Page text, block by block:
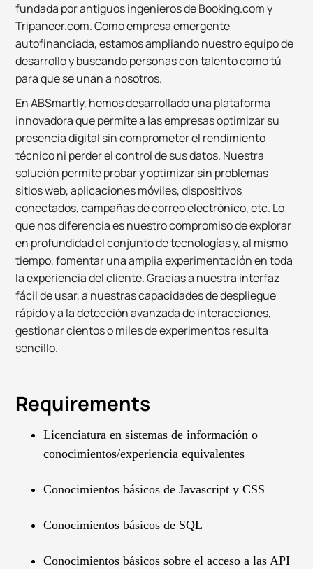
fundada por antiguos ingenieros de Booking.com y
Tripaneer.com. Como empresa emergente
autofinanciada, estamos ampliando nuestro equipo de
desarrollo y buscando personas con talento como tú
para que se unan a nosotros.
En ABSmartly, hemos desarrollado una plataforma
innovadora que permite a las empresas optimizar su
presencia digital sin comprometer el rendimiento
técnico ni perder el control de sus datos. Nuestra
solución permite probar y optimizar sin problemas
sitios web, aplicaciones móviles, dispositivos
conectados, campañas de correo electrónico, etc. Lo
que nos diferencia es nuestro compromiso de explorar
en profundidad el conjunto de tecnologías y, al mismo
tiempo, fomentar una amplia experimentación en toda
la experiencia del cliente. Gracias a nuestra interfaz
fácil de usar, a nuestras capacidades de despliegue
rápido y a la detección avanzada de interacciones,
gestionar cientos o miles de experimentos resulta
sencillo.
Requirements
Licenciatura en sistemas de información o
conocimientos/experiencia equivalentes
Conocimientos básicos de Javascript y CSS
Conocimientos básicos de SQL
Conocimientos básicos sobre el acceso a las API